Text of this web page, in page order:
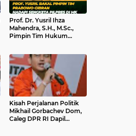
Prof. Dr. Yusril Ihza
Mahendra, S.H., M.Sc.,
Pimpin Tim Hukum
Kisah Perjalanan Politik
Mikhail Gorbachev Dom,
Caleg DPR RI Dapil